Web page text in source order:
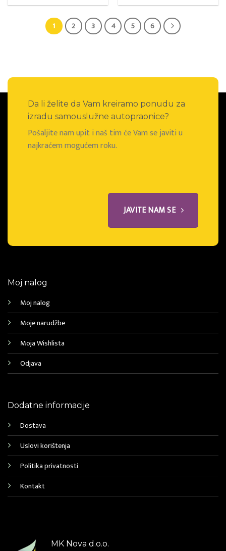
1 2 3 4 5 6
Da li želite da Vam kreiramo ponudu za
izradu samouslužne autopraonice?
Pošaljite nam upit i naš tim će Vam se javiti u
najkraćem mogućem roku.
JAVITE NAM SE
Moj nalog
Moj nalog
Moje narudžbe
Moja Wishlista
Odjava
Dodatne informacije
Dostava
Uslovi korištenja
Politika privatnosti
Kontakt
MK Nova d.o.o.